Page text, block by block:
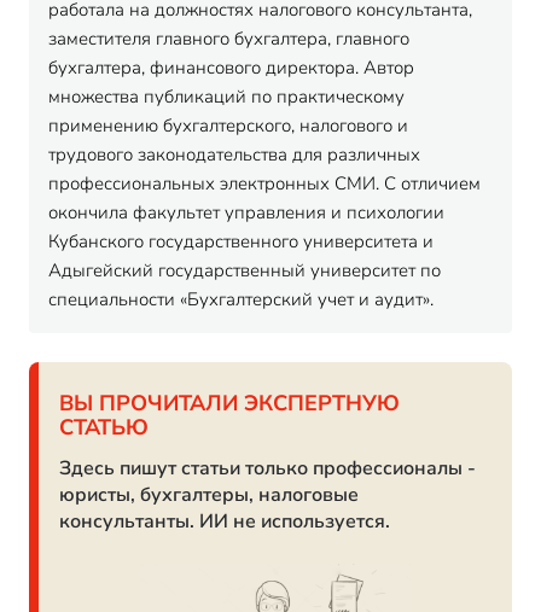
работала на должностях налогового консультанта,
заместителя главного бухгалтера, главного
бухгалтера, финансового директора. Автор
множества публикаций по практическому
применению бухгалтерского, налогового и
трудового законодательства для различных
профессиональных электронных СМИ. С отличием
окончила факультет управления и психологии
Кубанского государственного университета и
Адыгейский государственный университет по
специальности «Бухгалтерский учет и аудит».
ВЫ ПРОЧИТАЛИ ЭКСПЕРТНУЮ
СТАТЬЮ
Здесь пишут статьи только профессионалы -
юристы, бухгалтеры, налоговые
консультанты. ИИ не используется.